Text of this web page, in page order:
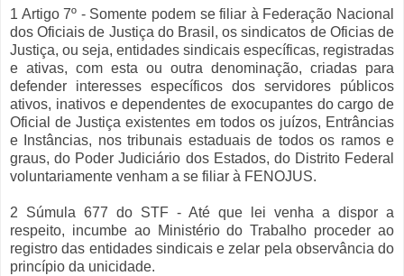
1 Artigo 7º - Somente podem se filiar à Federação Nacional
dos Oficiais de Justiça do Brasil, os sindicatos de Oficias de
Justiça, ou seja, entidades sindicais específicas, registradas
e ativas, com esta ou outra denominação, criadas para
defender interesses específicos dos servidores públicos
ativos, inativos e dependentes de exocupantes do cargo de
Oficial de Justiça existentes em todos os juízos, Entrâncias
e Instâncias, nos tribunais estaduais de todos os ramos e
graus, do Poder Judiciário dos Estados, do Distrito Federal
voluntariamente venham a se filiar à FENOJUS.
2 Súmula 677 do STF - Até que lei venha a dispor a
respeito, incumbe ao Ministério do Trabalho proceder ao
registro das entidades sindicais e zelar pela observância do
princípio da unicidade.